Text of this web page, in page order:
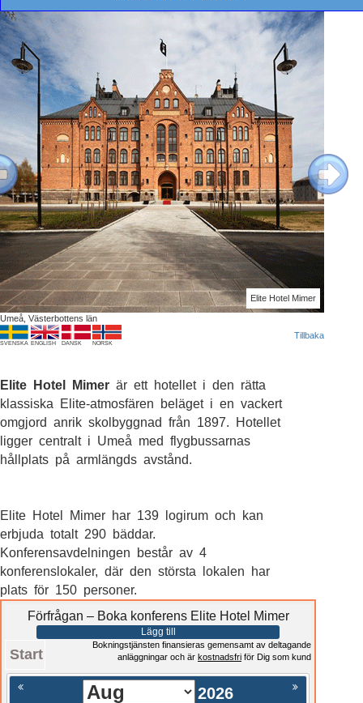
Elite Hotel Mimer
Next
Umeå, Västerbottens län
SVENSKA ENGLISH DANSK NORSK
Tillbaka
Elite Hotel Mimer är ett hotellet i den rätta
klassiska Elite-atmosfären beläget i en vackert
omgjord anrik skolbyggnad från 1897. Hotellet
ligger centralt i Umeå med flygbussarnas
hållplats på armlängds avstånd.
Elite Hotel Mimer har 139 logirum och kan
erbjuda totalt 290 bäddar.
Konferensavdelningen består av 4
konferenslokaler, där den största lokalen har
plats för 150 personer.
Förfrågan – Boka konferens Elite Hotel Mimer
Lägg till
Start
Bokningstjänsten finansieras gemensamt av deltagande
anläggningar och är kostnadsfri för Dig som kund
2026